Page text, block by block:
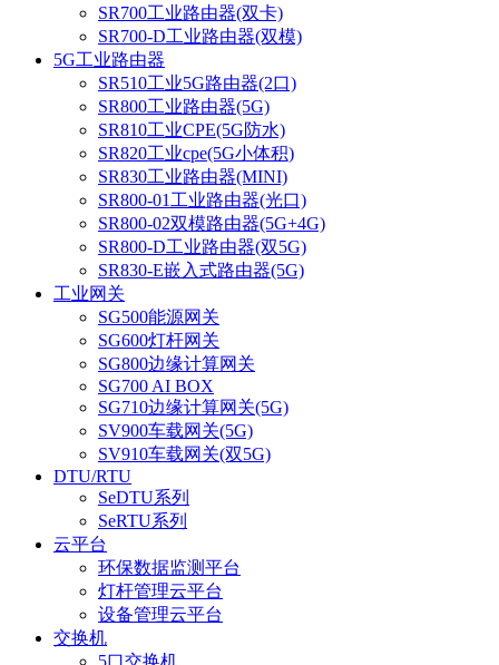
SR700工业路由器(双卡)
SR700-D工业路由器(双模)
5G工业路由器
SR510工业5G路由器(2口)
SR800工业路由器(5G)
SR810工业CPE(5G防水)
SR820工业cpe(5G小体积)
SR830工业路由器(MINI)
SR800-01工业路由器(光口)
SR800-02双模路由器(5G+4G)
SR800-D工业路由器(双5G)
SR830-E嵌入式路由器(5G)
工业网关
SG500能源网关
SG600灯杆网关
SG800边缘计算网关
SG700 AI BOX
SG710边缘计算网关(5G)
SV900车载网关(5G)
SV910车载网关(双5G)
DTU/RTU
SeDTU系列
SeRTU系列
云平台
环保数据监测平台
灯杆管理云平台
设备管理云平台
交换机
5口交换机